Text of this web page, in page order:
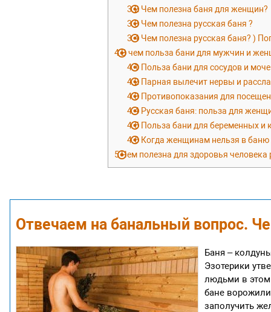
3.2 Чем полезна баня для женщин?
3.3 Чем полезна русская баня ?
3.4 Чем полезна русская баня? )
4В чем польза бани для мужчин и
4.1 Польза бани для сосудов и
4.2 Парная вылечит нервы и
4.3 Противопоказания для
4.4 Русская баня: польза для
4.5 Польза бани для беременных и
4.6 Когда женщинам нельзя в баню
5Чем полезна для здоровья человека
Отвечаем на банальный вопрос.
Баня –
Эзотерики
людьми в этом
бане
заполучить